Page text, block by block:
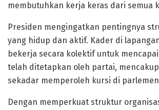
membutuhkan kerja keras dari semua
Presiden mengingatkan pentingnya
yang hidup dan aktif. Kader di
bekerja secara kolektif untuk
telah ditetapkan oleh partai,
sekadar memperoleh kursi di
Dengan memperkuat struktur